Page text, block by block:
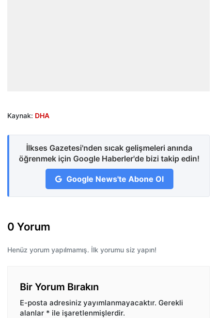
Kaynak: DHA
İlkses Gazetesi'nden sıcak gelişmeleri anında
öğrenmek için Google Haberler'de bizi takip edin!
Google News'te Abone Ol
0 Yorum
Henüz yorum yapılmamış. İlk yorumu siz yapın!
Bir Yorum Bırakın
E-posta adresiniz yayımlanmayacaktır. Gerekli
alanlar * ile işaretlenmişlerdir.